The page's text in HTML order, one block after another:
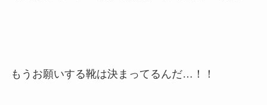
もうお願いする靴は決まってるんだ…！！